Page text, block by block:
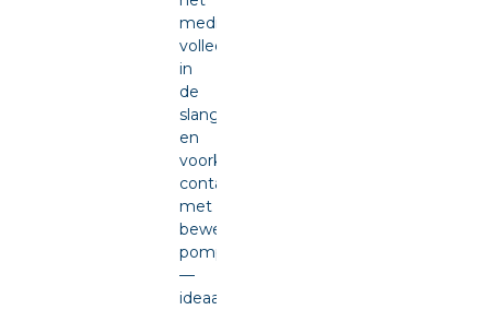
medium
volledig
in
de
slang
en
voorkomt
contact
met
bewegende
pompdelen
—
ideaal